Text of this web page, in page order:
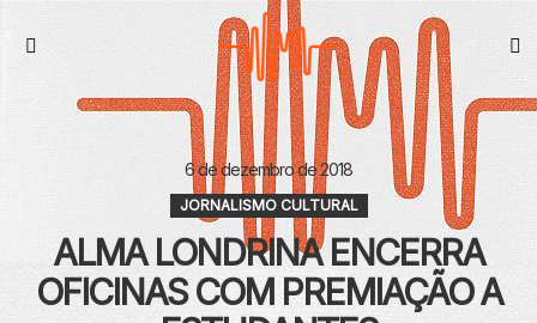
6 de dezembro de 2018
JORNALISMO CULTURAL
ALMA LONDRINA ENCERRA
OFICINAS COM PREMIAÇÃO A